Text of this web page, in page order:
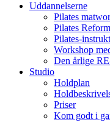
Uddannelserne
Pilates
Pilates
Pilates-
Workshop
Den årlige
Studio
Holdplan
Priser
Kom godt i